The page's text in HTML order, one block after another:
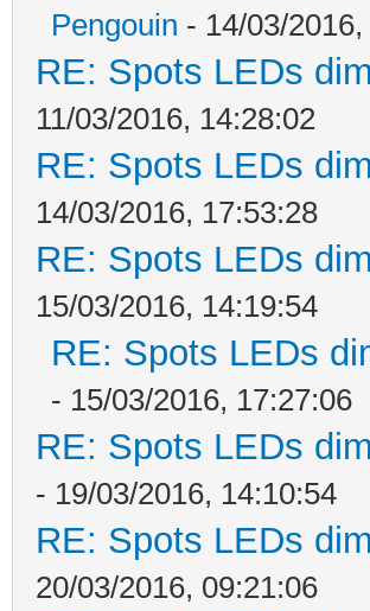
Pengouin - 14/03/
RE: Spots LEDs
11/03/2016, 14:28:02
RE: Spots LEDs
14/03/2016, 17:53:28
RE: Spots LEDs
15/03/2016, 14:19:54
RE: Spots LEDs
- 15/03/2016, 17:27:06
RE: Spots LEDs
- 19/03/2016, 14:10:54
RE: Spots LEDs
20/03/2016, 09:21:06